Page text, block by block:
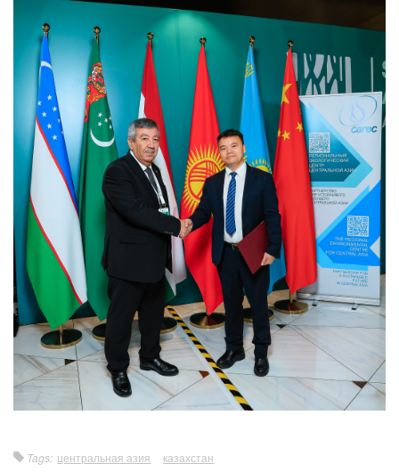
Tags: центральная азия
казахстан